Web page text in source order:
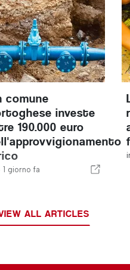
comune
investe
190.000 euro
1 giorno fa
ALL ARTICLES